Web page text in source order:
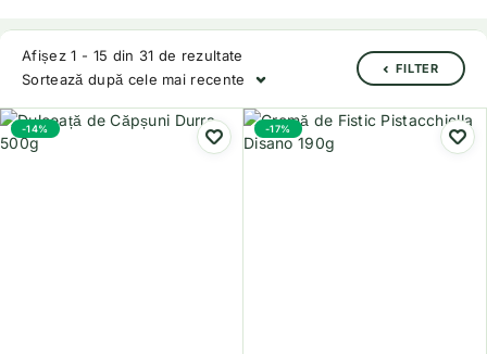
Afișez 1 - 15 din 31 de rezultate
Sortează după cele mai recente
FILTER
-14% -17%